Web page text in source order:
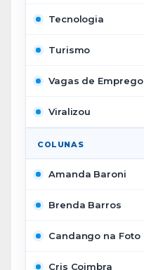
Tecnologia
Turismo
Vagas de Emprego
Viralizou
COLUNAS
Amanda Baroni
Brenda Barros
Candango na Foto
Cris Coimbra